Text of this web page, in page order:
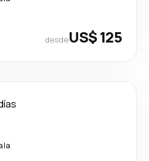
desdeUS$ 125